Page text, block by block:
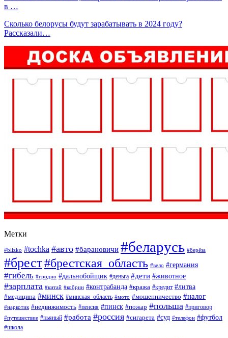
в …
Сколько белорусы будут зарабатывать в 2024 году?
Рассказали…
Метки
#blizko #tochka #авто #барановичи #беларусь #берёза
#брест#брестская_область #вело #германия
#гибель #гродно #дальнобойщик #деньга #дети #животное
#зарплата #китай #кобрин #контрабанда #кража #кредит #литва
#медицина #минск #минская_область #мото #мошенничество #налог
#наркотик #недвижимость #пенсия #пинск #пожар #польша #приговор
#путешествие #пьяный #работа #россия #сигарета #суд #телефон #футбол
#школа